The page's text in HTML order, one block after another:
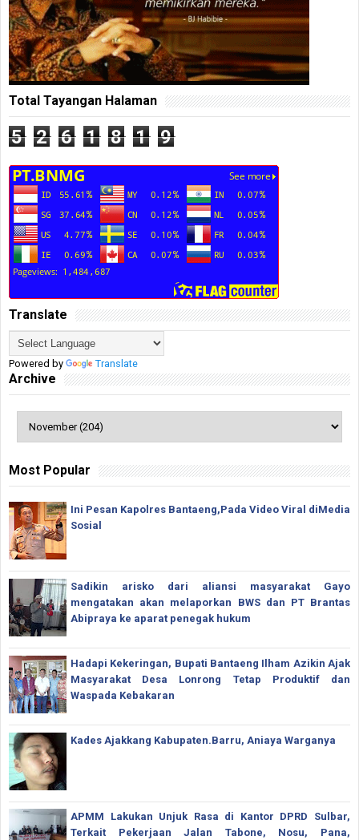
Total Tayangan Halaman
5 2 6 1 8 1 9
Translate
Powered by Translate
Archive
Most Popular
Ini Pesan Kapolres Bantaeng,Pada Video Viral diMedia
Sosial
Sadikin arisko dari aliansi masyarakat Gayo
mengatakan akan melaporkan BWS dan PT Brantas
Abipraya ke aparat penegak hukum
Hadapi Kekeringan, Bupati Bantaeng Ilham Azikin Ajak
Masyarakat Desa Lonrong Tetap Produktif dan
Waspada Kebakaran
Kades Ajakkang Kabupaten.Barru, Aniaya Warganya
APMM Lakukan Unjuk Rasa di Kantor DPRD Sulbar,
Terkait Pekerjaan Jalan Tabone, Nosu, Pana,